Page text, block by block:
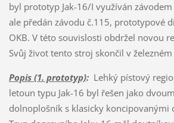
byl prototyp Jak-16/I využíván
ale předán závodu č.115, prototypové
OKB. V této souvislosti obdržel novou
Svůj život tento stroj skončil v
Popis (1. prototyp):Lehký pístový
letoun typu Jak-16 byl řešen jako
dolnoplošník s klasicky koncipovanými